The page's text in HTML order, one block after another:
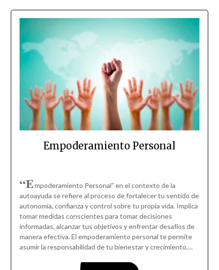
Empoderamiento Personal
“Empoderamiento Personal” en el contexto de la
autoayuda se refiere al proceso de fortalecer tu sentido de
autonomía, confianza y control sobre tu propia vida. Implica
tomar medidas conscientes para tomar decisiones
informadas, alcanzar tus objetivos y enfrentar desafíos de
manera efectiva. El empoderamiento personal te permite
asumir la responsabilidad de tu bienestar y crecimiento,…